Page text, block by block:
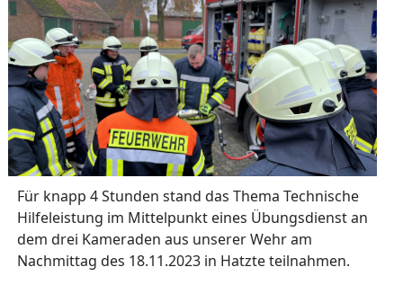
Für knapp 4 Stunden stand das Thema Technische
Hilfeleistung im Mittelpunkt eines Übungsdienst an
dem drei Kameraden aus unserer Wehr am
Nachmittag des 18.11.2023 in Hatzte teilnahmen.